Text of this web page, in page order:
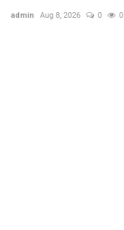
admin Aug 8, 2026 0 0